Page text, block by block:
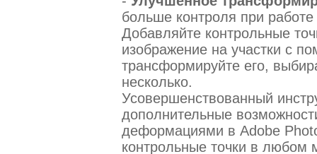
больше контроля при
Добавляйте контрольные
изображение на участки с
трансформируйте его,
несколько.
Усовершенствованный
дополнительные
деформациями в Adobe
контрольные точки в любом